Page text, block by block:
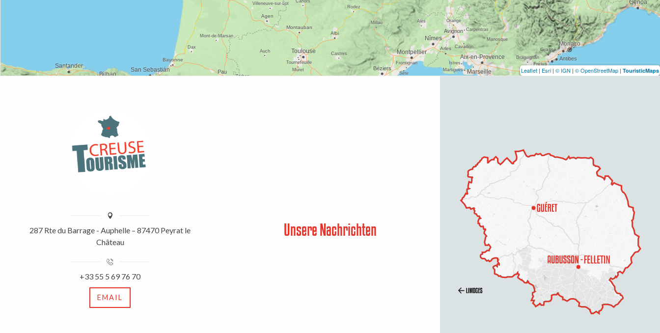
Leaflet | Esri | © IGN | © OpenStreetMap | TouristicMaps
287 Rte du Barrage - Auphelle – 87470 Peyrat le
Château
+33 55 5 69 76 70
EMAIL
Unsere Nachrichten